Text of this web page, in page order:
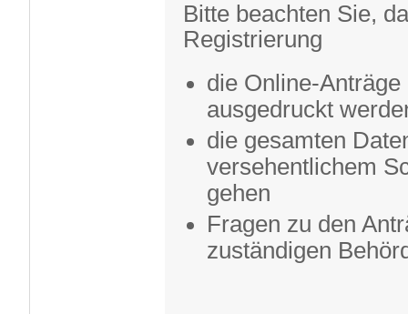
Bitte beachten Sie,
Registrierung
die Online-
ausgedruckt
die gesamten
versehentlichem
gehen
Fragen zu den
zuständigen